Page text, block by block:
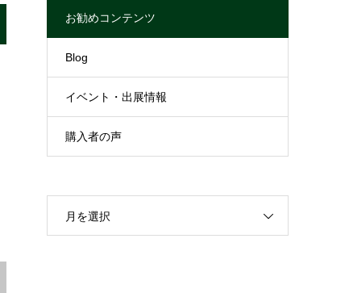
お勧めコンテンツ
Blog
イベント・出展情報
購入者の声
月を選択